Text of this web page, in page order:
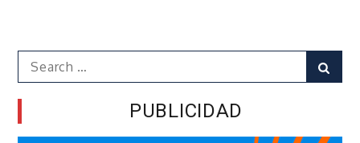
Search
for:
PUBLICIDAD